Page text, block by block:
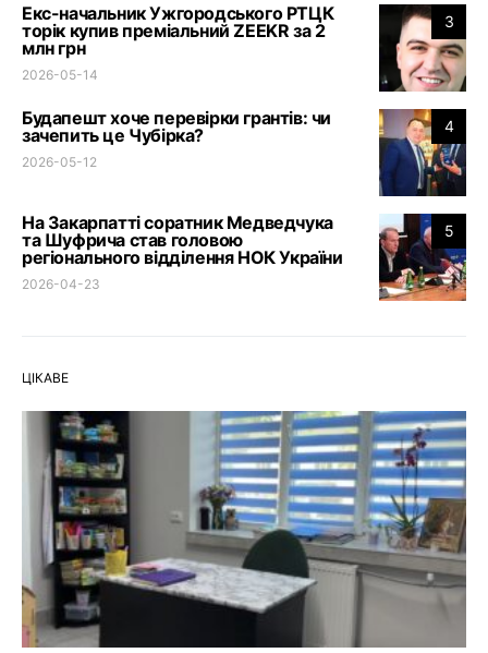
3
Екс-начальник Ужгородського РТЦК
торік купив преміальний ZEEKR за 2
млн грн
2026-05-14
4
Будапешт хоче перевірки грантів: чи
зачепить це Чубірка?
2026-05-12
5
На Закарпатті соратник Медведчука
та Шуфрича став головою
регіонального відділення НОК України
2026-04-23
ЦІКАВЕ